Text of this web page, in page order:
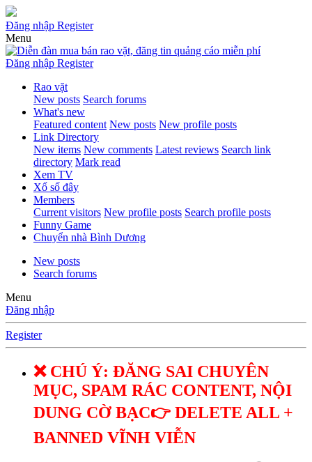
Đăng nhập Register
Menu
Đăng nhập Register
Rao vặt
New posts Search forums
What's new
Featured content New posts New profile posts
Link Directory
New items New comments Latest reviews Search link
directory Mark read
Xem TV
Xổ số đây
Members
Current visitors New profile posts Search profile posts
Funny Game
Chuyển nhà Bình Dương
New posts
Search forums
Menu
Đăng nhập
Register
❌ CHÚ Ý: ĐĂNG SAI CHUYÊN
MỤC, SPAM RÁC CONTENT, NỘI
DUNG CỜ BẠC👉 DELETE ALL +
BANNED VĨNH VIỄN